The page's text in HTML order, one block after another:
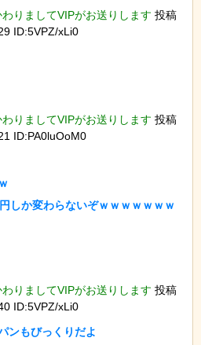
りましてVIPがお送りします 投稿
ID:5VPZ/xLi0
りましてVIPがお送りします 投稿
ID:PA0luOoM0
しか変わらないぞｗｗｗｗｗｗｗ
りましてVIPがお送りします 投稿
ID:5VPZ/xLi0